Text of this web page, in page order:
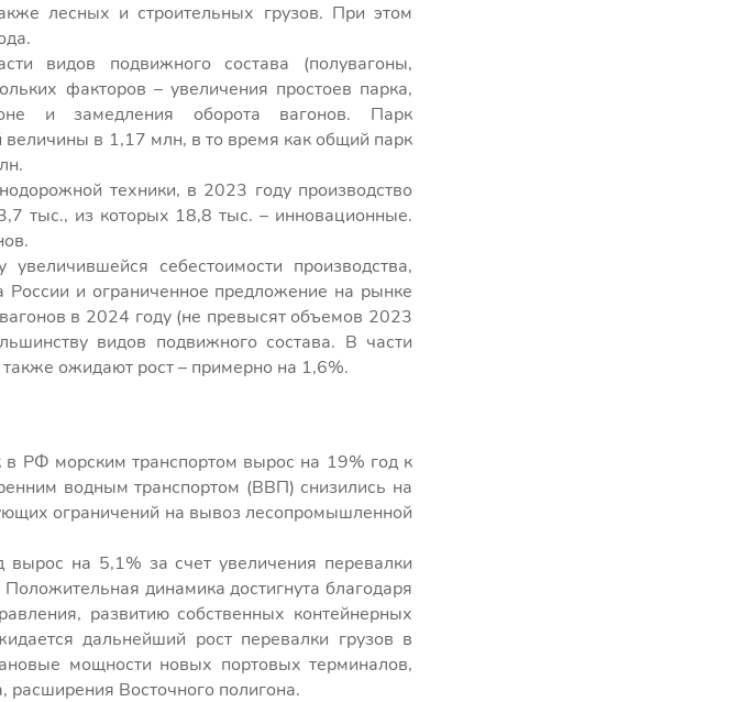
лесных и строительных грузов. При этом
видов подвижного состава (полувагоны,
факторов – увеличения простоев парка,
и замедления оборота вагонов. Парк
в 1,17 млн, в то время как общий парк
техники, в 2023 году производство
тыс., из которых 18,8 тыс. – инновационные.
себестоимости производства,
и ограниченное предложение на рынке
в 2024 году (не превысят объемов 2023
видов подвижного состава. В части
ожидают рост – примерно на 1,6%.
РФ морским транспортом вырос на 19% год к
водным транспортом (ВВП) снизились на
ограничений на вывоз лесопромышленной
на 5,1% за счет увеличения перевалки
динамика достигнута благодаря
развитию собственных контейнерных
дальнейший рост перевалки грузов в
мощности новых портовых терминалов,
расширения Восточного полигона.